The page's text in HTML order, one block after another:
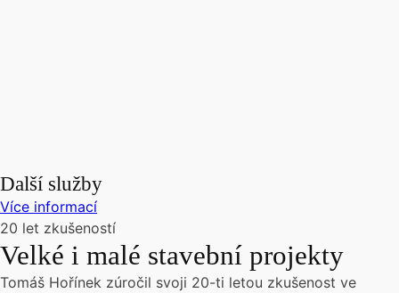
Další služby
Více informací
20 let zkušeností
Velké i malé stavební projekty
Tomáš Hořínek zúročil svoji 20-ti letou zkušenost ve